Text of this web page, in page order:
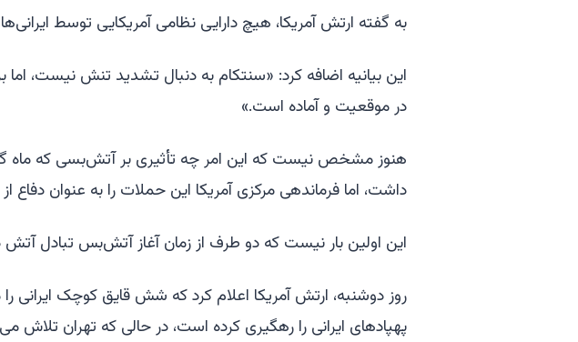
به گفته ارتش آمریکا، هیچ دارایی نظامی آمریکایی توسط
این بیانیه اضافه کرد: «سنتکام به دنبال تشدید تنش نیست، اما
در موقعیت و آماده است.»
هنوز مشخص نیست که این امر چه تأثیری بر آتش‌بسی که ماه
داشت، اما فرماندهی مرکزی آمریکا این حملات را به عنوان دفاع
این اولین بار نیست که دو طرف از زمان آغاز آتش‌بس تبادل آتش
روز دوشنبه، ارتش آمریکا اعلام کرد که شش قایق کوچک ایرانی
پهپادهای ایرانی را رهگیری کرده است، در حالی که تهران تلاش